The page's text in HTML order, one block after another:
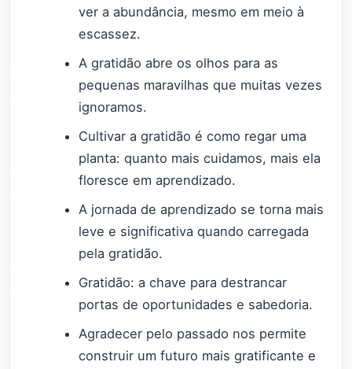
ver a abundância, mesmo em meio à
escassez.
A gratidão abre os olhos para as
pequenas maravilhas que muitas vezes
ignoramos.
Cultivar a gratidão é como regar uma
planta: quanto mais cuidamos, mais ela
floresce em aprendizado.
A jornada de aprendizado se torna mais
leve e significativa quando carregada
pela gratidão.
Gratidão: a chave para destrancar
portas de oportunidades e sabedoria.
Agradecer pelo passado nos permite
construir um futuro mais gratificante e